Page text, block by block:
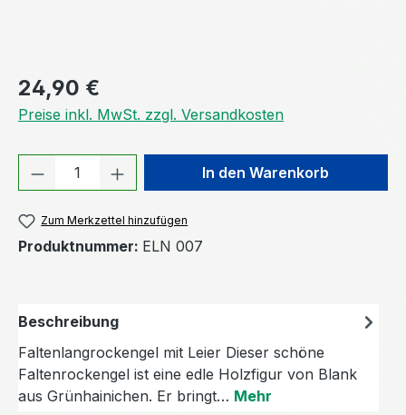
Regulärer Preis:
24,90 €
Preise inkl. MwSt. zzgl. Versandkosten
Produkt Anzahl: Gib denIn den Warenkorb
Zum Merkzettel hinzufügen
Produktnummer: ELN 007
Beschreibung
Faltenlangrockengel mit Leier Dieser schöne
Faltenrockengel ist eine edle Holzfigur von Blank
aus Grünhainichen. Er bringt… Mehr